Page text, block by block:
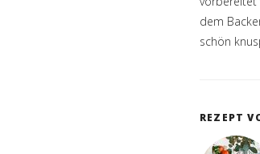
dem
schön
REZEPT